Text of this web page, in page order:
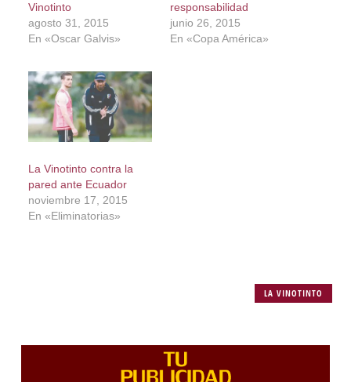
Vinotinto
agosto 31, 2015
En «Oscar Galvis»
responsabilidad
junio 26, 2015
En «Copa América»
La Vinotinto contra la
pared ante Ecuador
noviembre 17, 2015
En «Eliminatorias»
LA VINOTINTO